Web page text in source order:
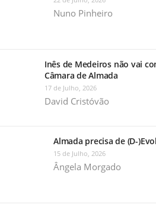
Nuno Pinheiro
Inês de Medeiros não vai
Câmara de Almada
17 de Julho, 2026
David Cristóvão
Almada precisa de (D-
15 de Julho, 2026
Ângela Morgado